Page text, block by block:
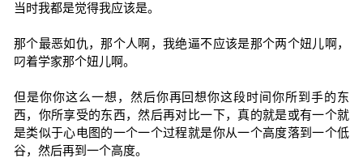
当时我都是觉得我应该是。
那个最恶如仇，那个人啊，我绝逼不应该是那个两个妞儿啊，
叼着学家那个妞儿啊。
但是你你这么一想，然后你再回想你这段时间你所到手的东
西，你所享受的东西，然后再对比一下，真的就是或有一个就
是类似于心电图的一个一个过程就是你从一个高度落到一个低
谷，然后再到一个高度。